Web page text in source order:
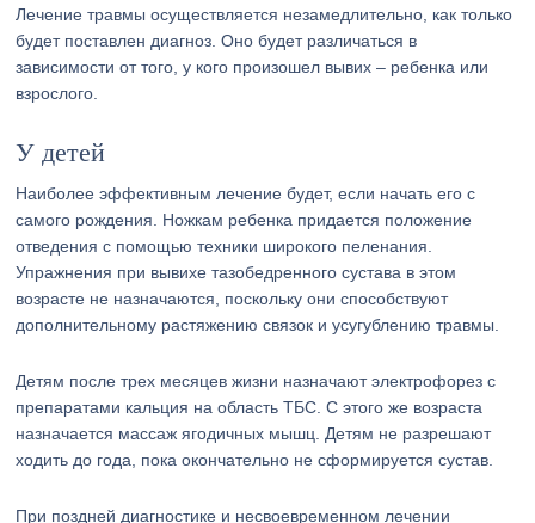
Лечение травмы осуществляется незамедлительно, как только
будет поставлен диагноз. Оно будет различаться в
зависимости от того, у кого произошел вывих – ребенка или
взрослого.
У детей
Наиболее эффективным лечение будет, если начать его с
самого рождения. Ножкам ребенка придается положение
отведения с помощью техники широкого пеленания.
Упражнения при вывихе тазобедренного сустава в этом
возрасте не назначаются, поскольку они способствуют
дополнительному растяжению связок и усугублению травмы.
Детям после трех месяцев жизни назначают электрофорез с
препаратами кальция на область ТБС. С этого же возраста
назначается массаж ягодичных мышц. Детям не разрешают
ходить до года, пока окончательно не сформируется сустав.
При поздней диагностике и несвоевременном лечении